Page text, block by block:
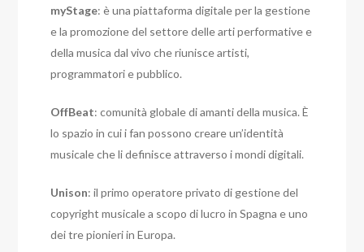
myStage: è una piattaforma digitale per la gestione
e la promozione del settore delle arti performative e
della musica dal vivo che riunisce artisti,
programmatori e pubblico.
OffBeat: comunità globale di amanti della musica. È
lo spazio in cui i fan possono creare un’identità
musicale che li definisce attraverso i mondi digitali.
Unison: il primo operatore privato di gestione del
copyright musicale a scopo di lucro in Spagna e uno
dei tre pionieri in Europa.